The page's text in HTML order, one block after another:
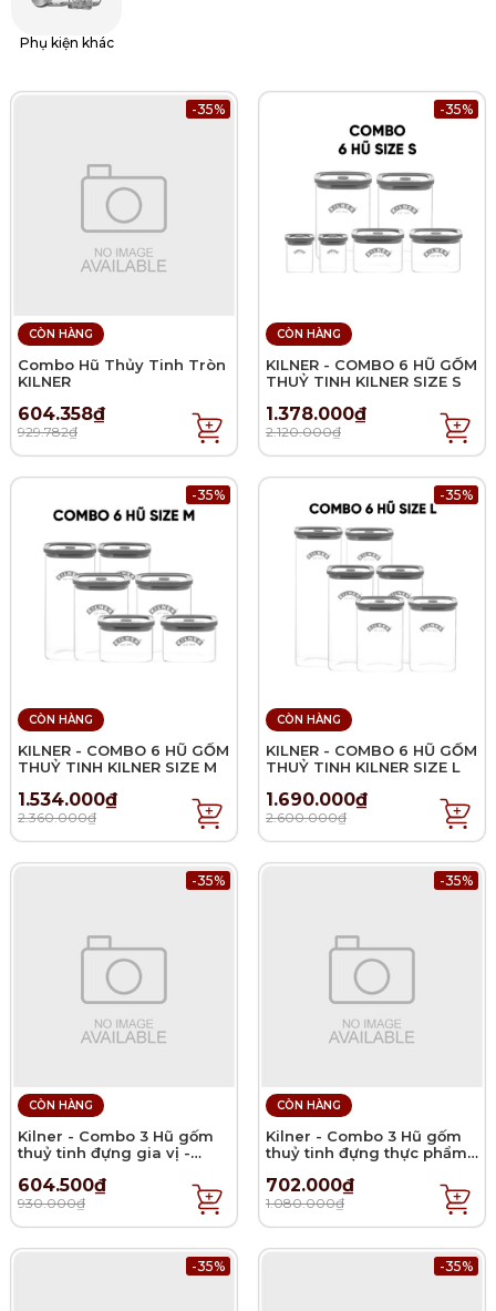
Phụ kiện khác
-35%
CÒN HÀNG
Combo Hũ Thủy Tinh Tròn
KILNER
604.358₫
929.782₫
-35%
CÒN HÀNG
KILNER - COMBO 6 HŨ GỐM
THUỶ TINH KILNER SIZE S
1.378.000₫
2.120.000₫
-35%
CÒN HÀNG
KILNER - COMBO 6 HŨ GỐM
THUỶ TINH KILNER SIZE M
1.534.000₫
2.360.000₫
-35%
CÒN HÀNG
KILNER - COMBO 6 HŨ GỐM
THUỶ TINH KILNER SIZE L
1.690.000₫
2.600.000₫
-35%
CÒN HÀNG
Kilner - Combo 3 Hũ gốm
thuỷ tinh đựng gia vị -
604.500₫
930.000₫
-35%
CÒN HÀNG
Kilner - Combo 3 Hũ gốm
thuỷ tinh đựng thực phẩm -
702.000₫
1.080.000₫
-35% -35%